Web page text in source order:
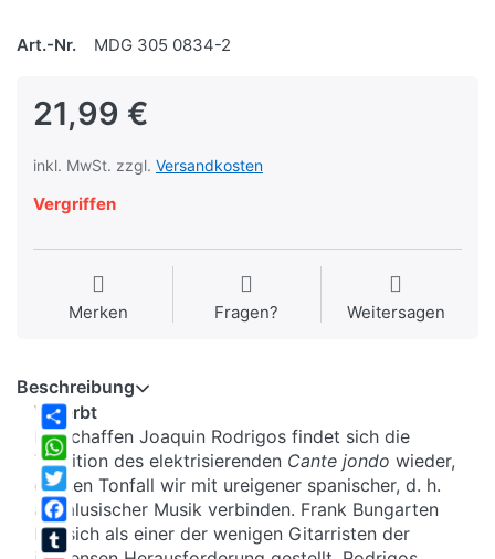
Art.-Nr. MDG 305 0834-2
21,99 €
inkl. MwSt. zzgl. Versandkosten
Vergriffen
Merken Fragen? Weitersagen
Share
WhatsApp
Twitter
Facebook
Beschreibung
Vererbt
Im Schaffen Joaquin Rodrigos findet sich die
Tradition des elektrisierenden Cante jondo wieder,
dessen Tonfall wir mit ureigener spanischer, d. h.
andalusischer Musik verbinden. Frank Bungarten
hat sich als einer der wenigen Gitarristen der